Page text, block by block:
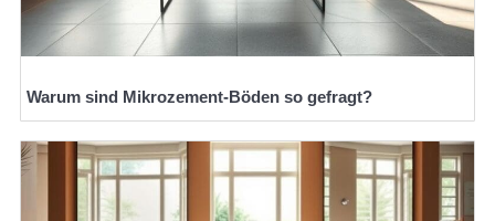
Warum sind Mikrozement-Böden so gefragt?